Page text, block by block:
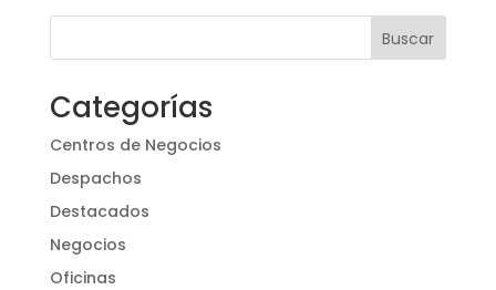
Buscar
Categorías
Centros de Negocios
Despachos
Destacados
Negocios
Oficinas